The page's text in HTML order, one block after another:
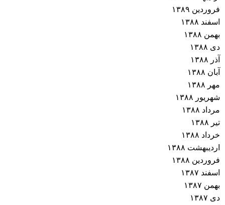
فروردین ۱۳۸۹
اسفند ۱۳۸۸
بهمن ۱۳۸۸
دی ۱۳۸۸
آذر ۱۳۸۸
آبان ۱۳۸۸
مهر ۱۳۸۸
شهریور ۱۳۸۸
مرداد ۱۳۸۸
تیر ۱۳۸۸
خرداد ۱۳۸۸
اردیبهشت ۱۳۸۸
فروردین ۱۳۸۸
اسفند ۱۳۸۷
بهمن ۱۳۸۷
دی ۱۳۸۷